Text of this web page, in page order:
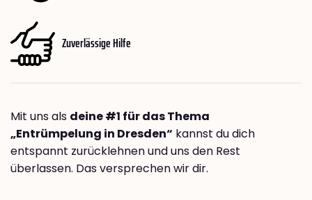
Zuverlässige Hilfe
Mit uns als deine #1 für das Thema
„Entrümpelung in Dresden“ kannst du dich
entspannt zurücklehnen und uns den Rest
überlassen. Das versprechen wir dir.